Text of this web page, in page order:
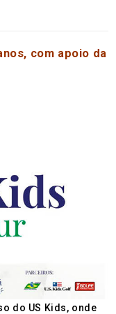
com apoio da
do US Kids, onde